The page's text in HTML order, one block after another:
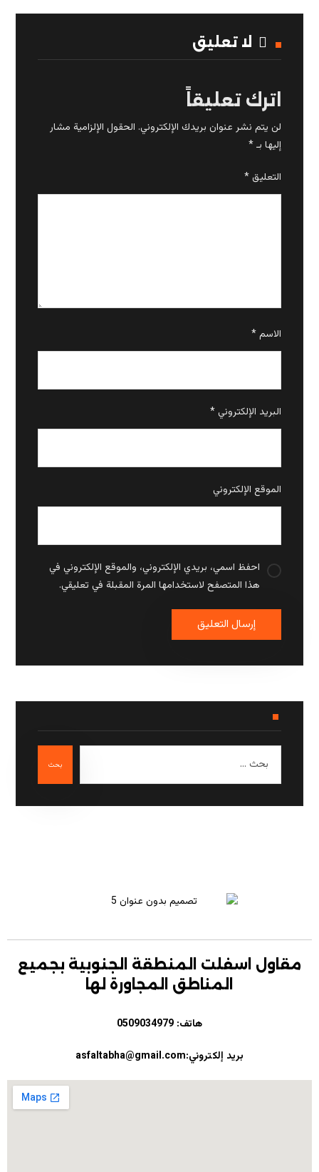
لا تعليق
اترك تعليقاً
لن يتم نشر عنوان بريدك الإلكتروني. الحقول الإلزامية مشار
إليها بـ*
التعليق*
الاسم*
البريد الإلكتروني*
الموقع الإلكتروني
احفظ اسمي، بريدي الإلكتروني، والموقع الإلكتروني في
هذا المتصفح لاستخدامها المرة المقبلة في تعليقي.
مقاول اسفلت المنطقة الجنوبية بجميع
المناطق المجاورة لها
هاتف: 0509034979
بريد إلكتروني:asfaltabha@gmail.com